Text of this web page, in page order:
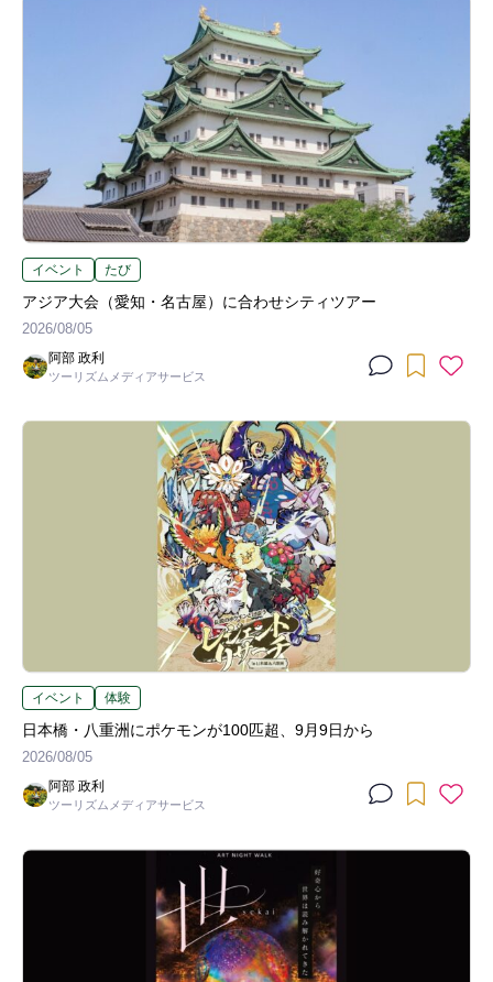
イベント たび
アジア大会（愛知・名古屋）に合わせシティツアー
2026/08/05
阿部 政利
ツーリズムメディアサービス
イベント 体験
日本橋・八重洲にポケモンが100匹超、9月9日から
2026/08/05
阿部 政利
ツーリズムメディアサービス